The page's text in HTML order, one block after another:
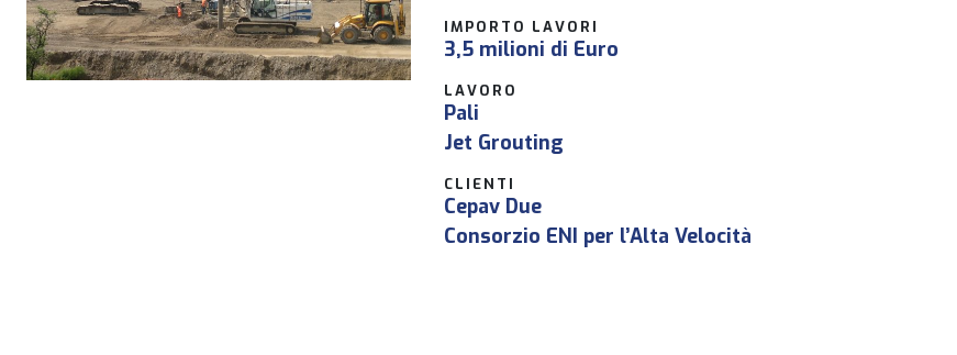
IMPORTO LAVORI
3,5 milioni di Euro
LAVORO
Pali
Jet Grouting
CLIENTI
Cepav Due
Consorzio ENI per l’Alta Velocità